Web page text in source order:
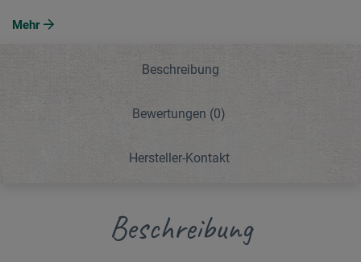
Mehr
Beschreibung
Bewertungen (0)
Hersteller-Kontakt
Beschreibung